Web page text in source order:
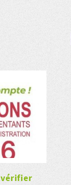
vérifier